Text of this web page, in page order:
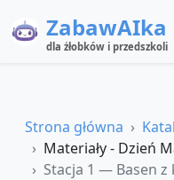
ZabawAIka
dla żłobków i przedszkoli
Strona główna
Materiały - Dzień
Stacja 1 — Basen